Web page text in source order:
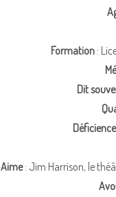
Formation :
Dit
Aime: Jim Harrison, le